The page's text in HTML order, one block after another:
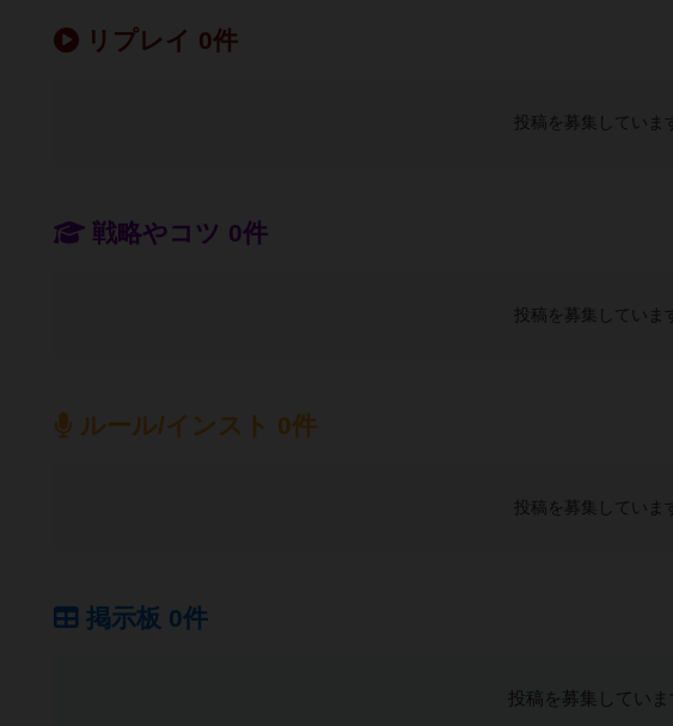
リプレイ 0件
投稿を募集しています
戦略やコツ 0件
投稿を募集しています
ルール/インスト 0件
投稿を募集しています
掲示板 0件
投稿を募集していま